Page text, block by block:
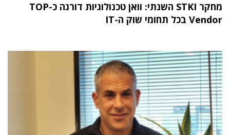
מחקר STKI השנתי: וואן טכנולוגיות דורגה כ-TOP
Vendor בכל תחומי שוק ה-IT